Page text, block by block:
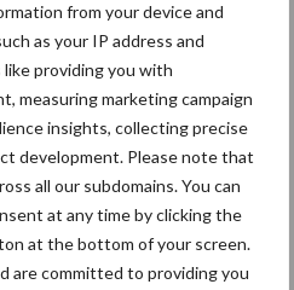
from your device and
as your IP address and
providing you with
measuring marketing campaign
insights, collecting precise
development. Please note that
all our subdomains. You can
at any time by clicking the
at the bottom of your screen.
are committed to providing you
Voor een
20 februari het seminarie
de Agridagen in Ravels.
uit het veld gingen in op
Lees meer
Arla